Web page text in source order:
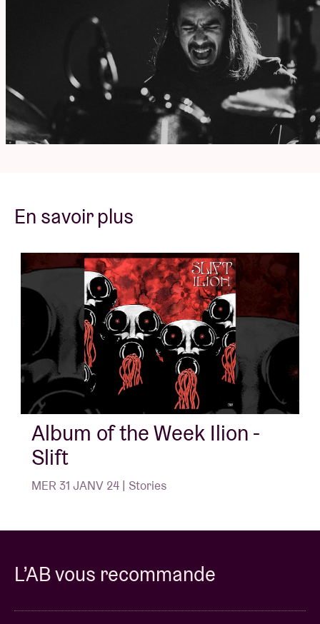
En savoir plus
Album of the Week Ilion -
Slift
MER 31 JANV 24 | Stories
L’AB vous recommande